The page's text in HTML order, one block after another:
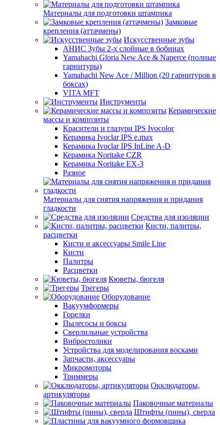
Материалы для подготовки штампика
Замковые
крепления (аттачмены)
Искусственные зубы
АНИС Зубы 2-х слойные в бобинах
Yamahachi Gloria New Ace & Naperce (полные
гарнитуры)
Yamahachi New Ace / Million (20 гарнитуров в
боксах)
VITA MFT
Инструменты
Керамические
массы и композиты
Красители и глазури IPS Ivocolor
Керамика Ivoclar IPS e.max
Керамика Ivoclar IPS InLine A-D
Керамика Noritake CZR
Керамика Noritake EX-3
Разное
Материалы для снятия напряжения и придания
гладкости
Средства для изоляции
Кисти, палитры,
расцветки
Кисти и аксессуары Smile Line
Кисти
Палитры
Расцветки
Кюветы, бюгеля
Трегеры
Оборудование
Вакуумформеры
Горелки
Пылесосы и боксы
Сверлильные устройства
Вибростолики
Устройства для моделирования восками
Запчасти, аксессуары
Микромоторы
Триммеры
Окклюдаторы,
артикуляторы
Паковочные материалы
Штифты (пины), сверла